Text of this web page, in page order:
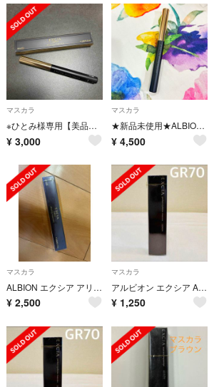
マスカラ
※ひとみ様専用【美品】ALBION EXCIA アリューリングマスカラ
¥ 3,000
マスカラ
★新品未使用★ALBION★EXCIA アリューリング マスカラ(BK10)♡♡
¥ 4,500
マスカラ
ALBION エクシア アリューリング マスカラPU60
¥ 2,500
マスカラ
アルビオン エクシア AL パーフェクト アイブロウマスカラ GR70
¥ 1,250